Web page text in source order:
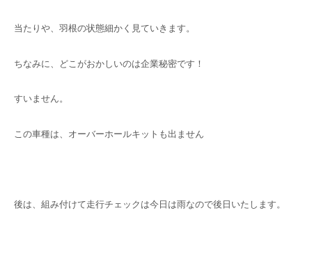
当たりや、羽根の状態細かく見ていきます。
ちなみに、どこがおかしいのは企業秘密です！
すいません。
この車種は、オーバーホールキットも出ません
後は、組み付けて走行チェックは今日は雨なので後日いたします。